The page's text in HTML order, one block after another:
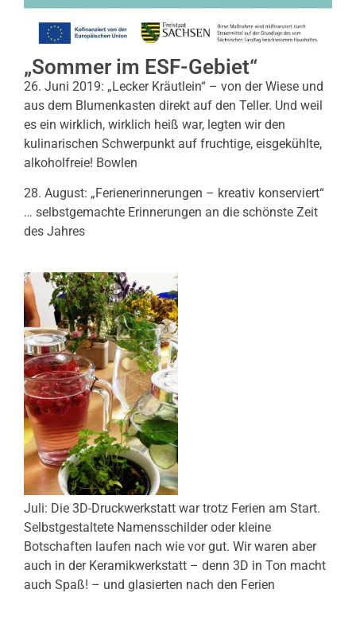
„Sommer im ESF-Gebiet“
26. Juni 2019: „Lecker Kräutlein“ – von der Wiese und
aus dem Blumenkasten direkt auf den Teller. Und weil
es ein wirklich, wirklich heiß war, legten wir den
kulinarischen Schwerpunkt auf fruchtige, eisgekühlte,
alkoholfreie! Bowlen
28. August: „Ferienerinnerungen – kreativ konserviert“
… selbstgemachte Erinnerungen an die schönste Zeit
des Jahres
Juli: Die 3D-Druckwerkstatt war trotz Ferien am Start.
Selbstgestaltete Namensschilder oder kleine
Botschaften laufen nach wie vor gut. Wir waren aber
auch in der Keramikwerkstatt – denn 3D in Ton macht
auch Spaß! – und glasierten nach den Ferien